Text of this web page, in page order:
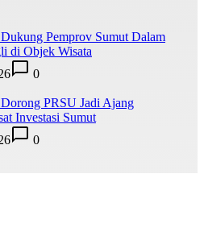
Pemprov Sumut Dalam
di Objek Wisata
0
PRSU Jadi Ajang
Investasi Sumut
0